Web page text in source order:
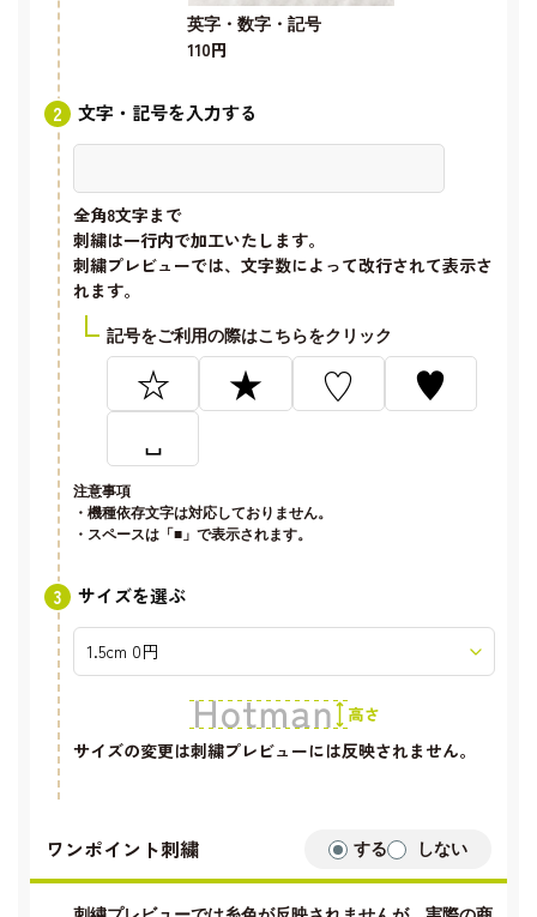
英字・数字・記号
110円
文字・記号を入力する
全角8文字まで
刺繍は一行内で加工いたします。
刺繍プレビューでは、文字数によって改行されて表示さ
れます。
記号をご利用の際はこちらをクリック
☆ ★ ♡
♥
␣
注意事項
・機種依存文字は対応しておりません。
・スペースは「■」で表示されます。
サイズを選ぶ
サイズの変更は刺繍プレビューには反映されません。
ワンポイント刺繍 する しない